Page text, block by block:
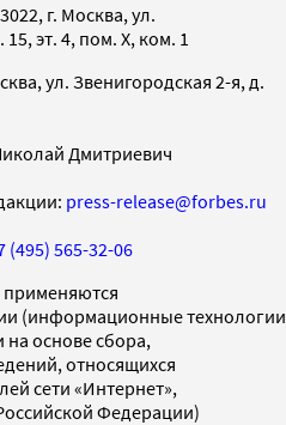
г. Москва, ул.
эт. 4, пом. X, ком. 1
ул. Звенигородская 2-я, д.
Дмитриевич
press-release@forbes.ru
(495) 565-32-06
(информационные технологии
основе сбора,
относящихся
сети «Интернет»,
Федерации)